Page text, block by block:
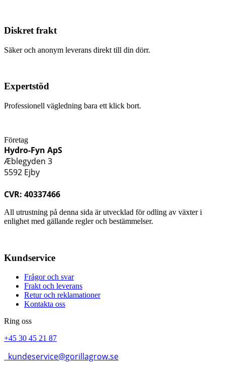
Diskret frakt
Säker och anonym leverans direkt till din dörr.
Expertstöd
Professionell vägledning bara ett klick bort.
Företag
Hydro-Fyn ApS
Æblegyden 3
5592 Ejby
CVR: 40337466
All utrustning på denna sida är utvecklad för odling av växter i
enlighet med gällande regler och bestämmelser.
Kundservice
Frågor och svar
Frakt och leverans
Retur och reklamationer
Kontakta oss
Ring oss
+45 30 45 21 87
kundeservice@gorillagrow.se